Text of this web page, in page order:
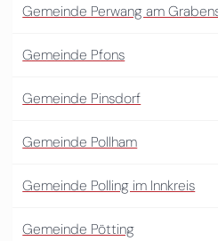
Gemeinde Perwang am
Gemeinde Pfons
Gemeinde Pinsdorf
Gemeinde Pollham
Gemeinde Polling im Innkreis
Gemeinde Pötting